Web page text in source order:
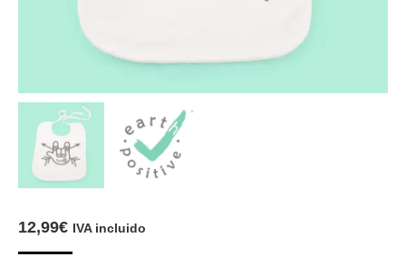
12,99€ IVA incluido